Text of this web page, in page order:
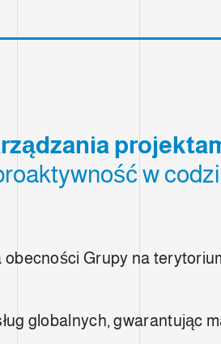
w
obecności Grupy na
globalnych, gwarantując